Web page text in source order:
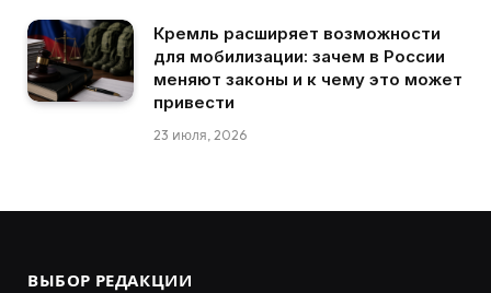
Кремль расширяет возможности
для мобилизации: зачем в России
меняют законы и к чему это может
привести
23 июля, 2026
ВЫБОР РЕДАКЦИИ